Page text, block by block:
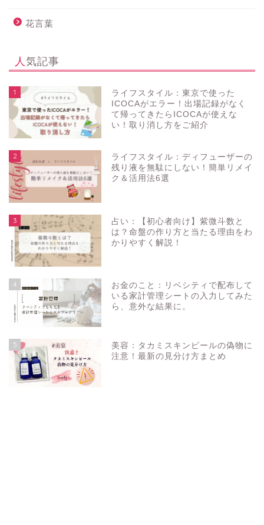
花言葉
人気記事
1
ライフスタイル：東京で使った
ICOCAがエラー！出場記録がなく
て帰ってきたらICOCAが使えな
い！取り消し方をご紹介
2
ライフスタイル：ディフューザーの
残り液を無駄にしない！簡単リメイ
ク＆活用法6選
3
占い：【初心者向け】紫微斗数と
は？命盤の作り方と当たる理由をわ
かりやすく解説！
4
お金のこと：リベシティで配布して
いる家計管理シートの入力してみた
ら、意外な結果に。
5
美容：タカミスキンピールの偽物に
注意！最新の見分け方まとめ